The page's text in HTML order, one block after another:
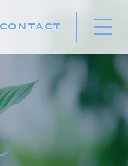
CONTACT
いて
ービス
ュー